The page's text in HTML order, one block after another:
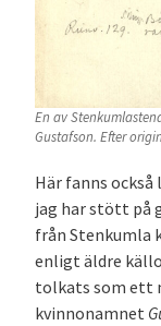
En av
Gustafson. Efter
Här fanns
jag har stött på
från Stenkumla
enligt äldre
tolkats som ett
kvinnonamnet